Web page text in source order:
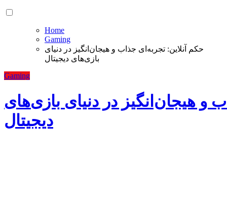
Home
Gaming
حکم آنلاین: تجربه‌ای جذاب و هیجان‌انگیز در دنیای
بازی‌های دیجیتال
Gaming
و هیجان‌انگیز در دنیای بازی‌های
دیجیتال